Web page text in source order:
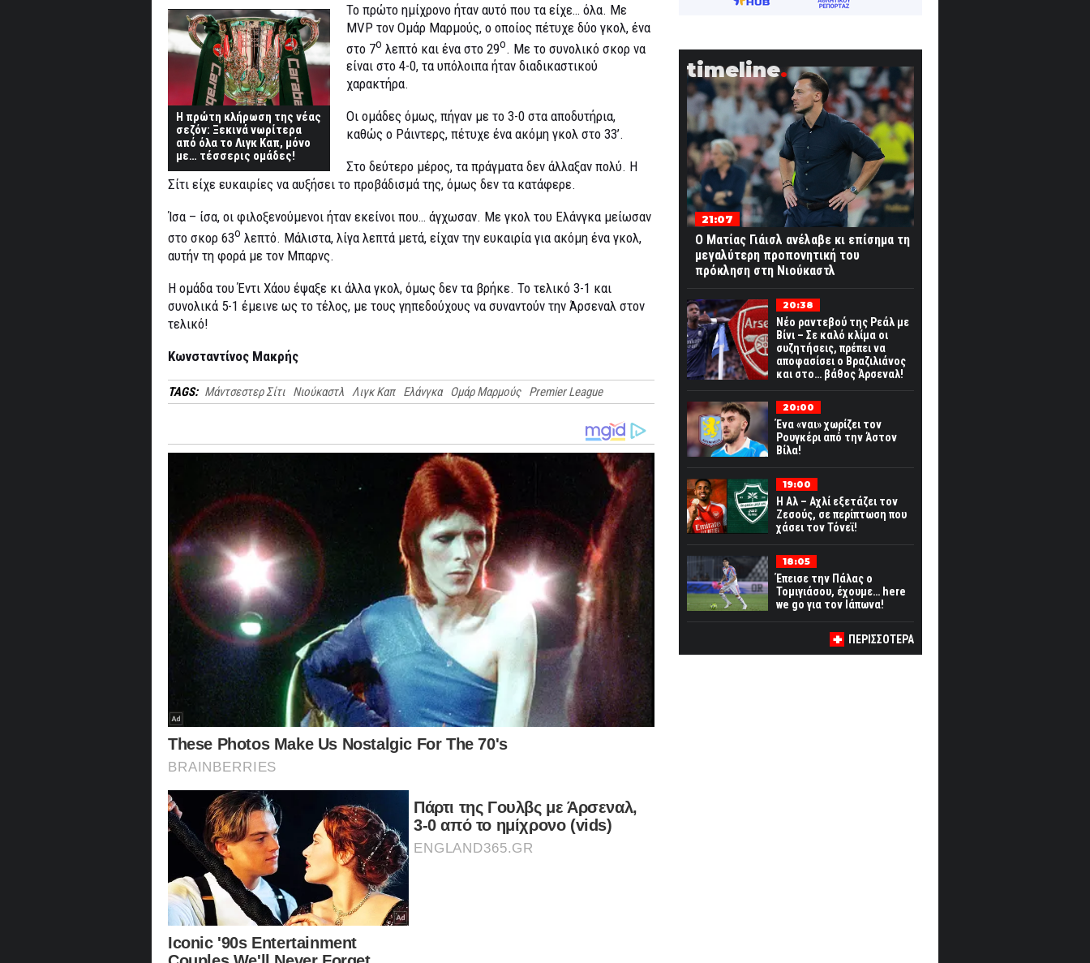
Η πρώτη κλήρωση της νέας
σεζόν: Ξεκινά νωρίτερα
από όλα το Λιγκ Καπ, μόνο
με… τέσσερις ομάδες!
Το πρώτο ημίχρονο ήταν αυτό που τα είχε… όλα. Με
MVP τον Ομάρ Μαρμούς, ο οποίος πέτυχε δύο γκολ, ένα
στο 7ο λεπτό και ένα στο 29ο. Με το συνολικό σκορ να
είναι στο 4-0, τα υπόλοιπα ήταν διαδικαστικού
χαρακτήρα.
Οι ομάδες όμως, πήγαν με το 3-0 στα αποδυτήρια,
καθώς ο Ράιντερς, πέτυχε ένα ακόμη γκολ στο 33’.
Στο δεύτερο μέρος, τα πράγματα δεν άλλαξαν πολύ. Η
Σίτι είχε ευκαιρίες να αυξήσει το προβάδισμά της, όμως δεν τα κατάφερε.
Ίσα – ίσα, οι φιλοξενούμενοι ήταν εκείνοι που… άγχωσαν. Με γκολ του Ελάνγκα μείωσαν
στο σκορ 63ο λεπτό. Μάλιστα, λίγα λεπτά μετά, είχαν την ευκαιρία για ακόμη ένα γκολ,
αυτήν τη φορά με τον Μπαρνς.
Η ομάδα του Έντι Χάου έψαξε κι άλλα γκολ, όμως δεν τα βρήκε. Το τελικό 3-1 και
συνολικά 5-1 έμεινε ως το τέλος, με τους γηπεδούχους να συναντούν την Άρσεναλ στον
τελικό!
Κωνσταντίνος Μακρής
TAGS: Μάντσεστερ Σίτι Νιούκαστλ Λιγκ Καπ Ελάνγκα Ομάρ Μαρμούς Premier League
timeline
21:07
Ο Ματίας Γιάισλ ανέλαβε κι επίσημα τη
μεγαλύτερη προπονητική του
πρόκληση στη Νιούκαστλ
20:38
Νέο ραντεβού της Ρεάλ με
Βίνι – Σε καλό κλίμα οι
συζητήσεις, πρέπει να
αποφασίσει ο Βραζιλιάνος
και στο… βάθος Άρσεναλ!
20:00
Ένα «ναι» χωρίζει τον
Ρουγκέρι από την Άστον
Βίλα!
19:00
Η Αλ – Αχλί εξετάζει τον
Ζεσούς, σε περίπτωση που
χάσει τον Τόνεϊ!
18:05
Έπεισε την Πάλας ο
Τομιγιάσου, έχουμε… here
we go για τον Ιάπωνα!
ΠΕΡΙΣΣΟΤΕΡΑ